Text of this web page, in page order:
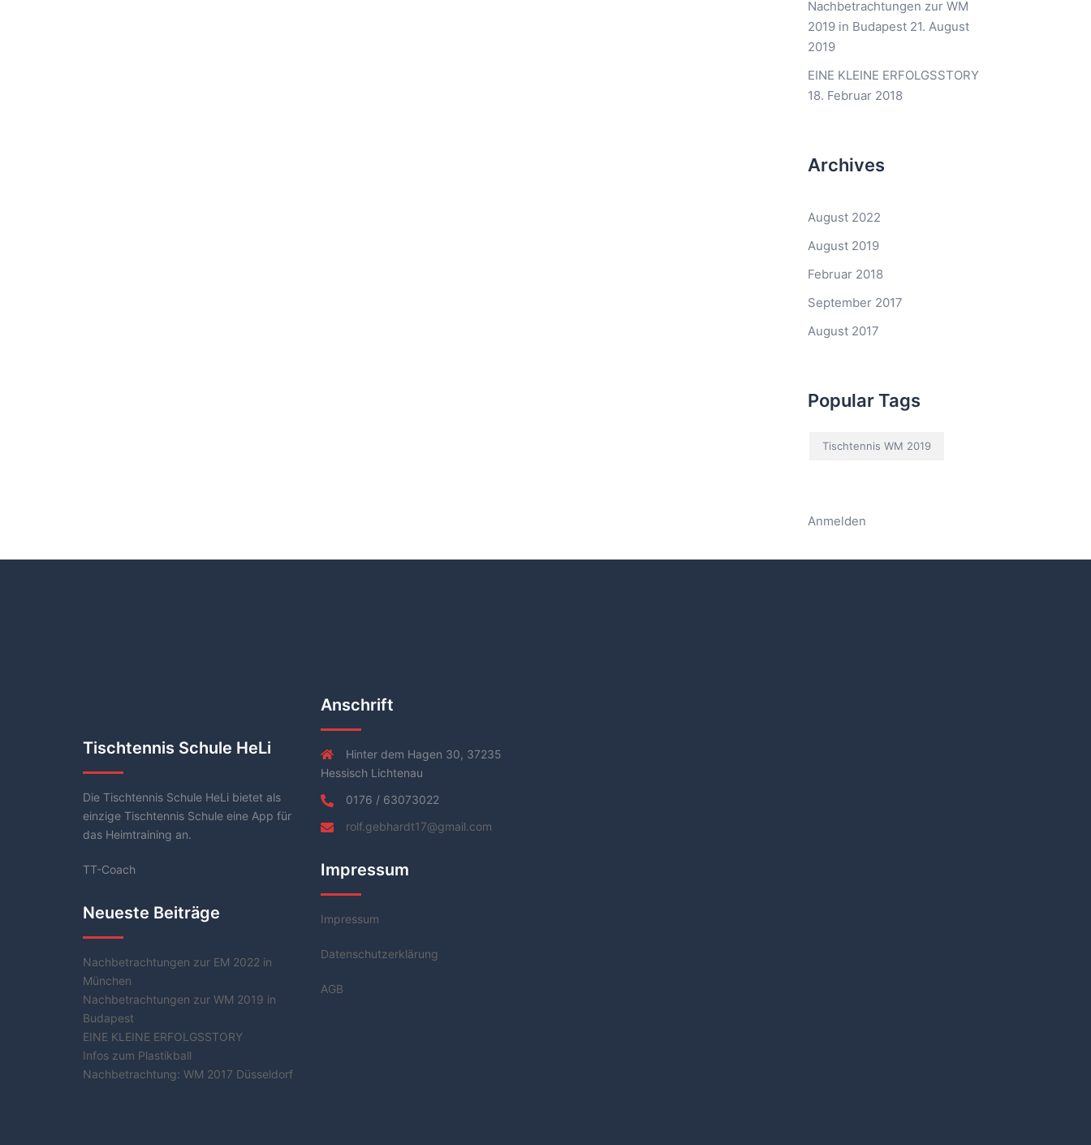
Nachbetrachtungen zur WM
2019 in Budapest 21. August
2019
EINE KLEINE ERFOLGSSTORY
18. Februar 2018
Archives
August 2022
August 2019
Februar 2018
September 2017
August 2017
Popular Tags
Tischtennis WM 2019
Anmelden
Tischtennis Schule HeLi
Die Tischtennis Schule HeLi bietet als
einzige Tischtennis Schule eine App für
das Heimtraining an.
TT-Coach
Neueste Beiträge
Nachbetrachtungen zur EM 2022 in
München
Nachbetrachtungen zur WM 2019 in
Budapest
EINE KLEINE ERFOLGSSTORY
Infos zum Plastikball
Nachbetrachtung: WM 2017 Düsseldorf
Anschrift
Hinter dem Hagen 30, 37235
Hessisch Lichtenau
0176 / 63073022
rolf.gebhardt17@gmail.com
Impressum
Impressum
Datenschutzerklärung
AGB